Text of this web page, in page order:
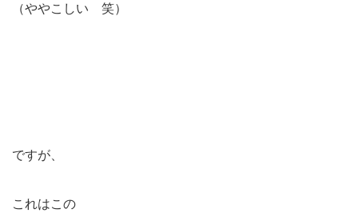
（ややこしい 笑）
ですが、
これはこの